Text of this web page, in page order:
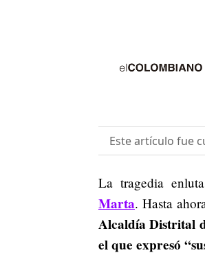
Este artículo fue
La tragedia
Marta. Hasta
Alcaldía Distrital
el que expresó